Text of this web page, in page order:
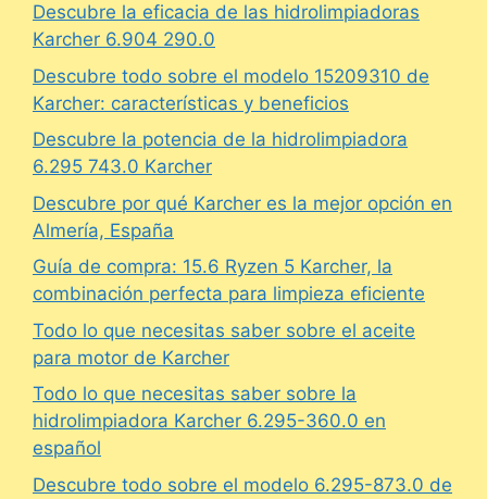
Descubre la eficacia de las hidrolimpiadoras
Karcher 6.904 290.0
Descubre todo sobre el modelo 15209310 de
Karcher: características y beneficios
Descubre la potencia de la hidrolimpiadora
6.295 743.0 Karcher
Descubre por qué Karcher es la mejor opción en
Almería, España
Guía de compra: 15.6 Ryzen 5 Karcher, la
combinación perfecta para limpieza eficiente
Todo lo que necesitas saber sobre el aceite
para motor de Karcher
Todo lo que necesitas saber sobre la
hidrolimpiadora Karcher 6.295-360.0 en
español
Descubre todo sobre el modelo 6.295-873.0 de